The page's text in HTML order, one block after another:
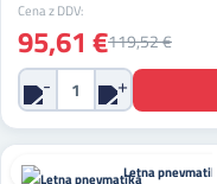
Cena z DDV:
95,61 €119,52 €
Letna pnevmatika